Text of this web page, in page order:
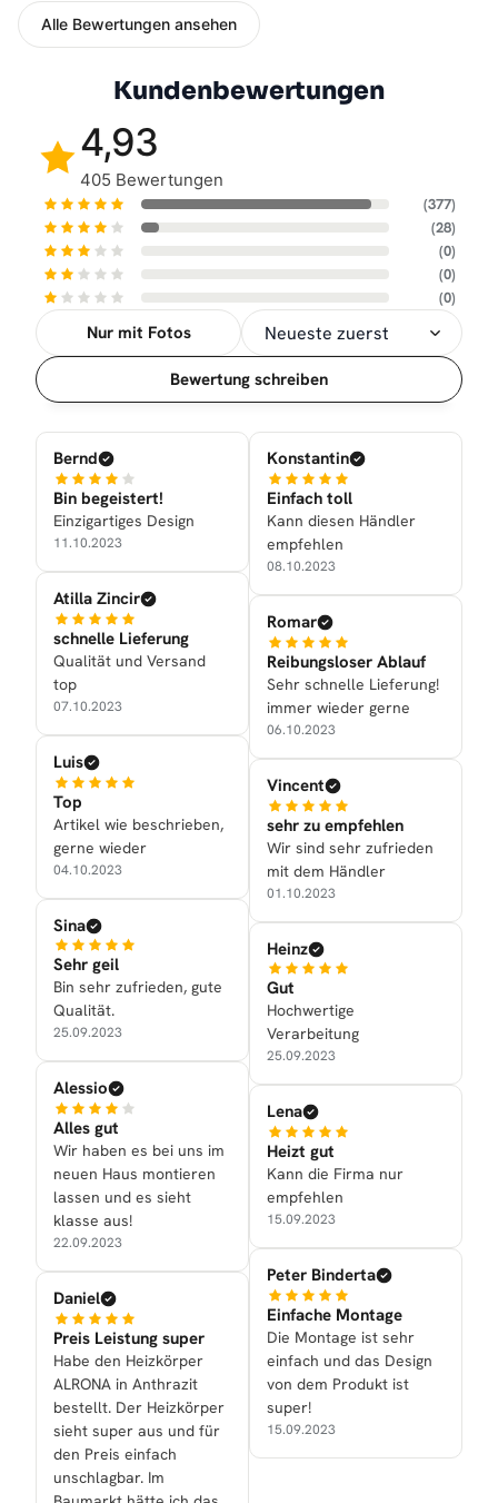
Alle Bewertungen ansehen
Kundenbewertungen
4,93
405 Bewertungen
(377)
(28)
(0)
(0)
(0)
Nur mit Fotos
Sortierung
Bewertung schreiben
Bernd
Bin begeistert!
Einzigartiges Design
11.10.2023
Atilla Zincir
schnelle Lieferung
Qualität und Versand
top
07.10.2023
Luis
Top
Artikel wie beschrieben,
gerne wieder
04.10.2023
Sina
Sehr geil
Bin sehr zufrieden, gute
Qualität.
25.09.2023
Alessio
Alles gut
Wir haben es bei uns im
neuen Haus montieren
lassen und es sieht
klasse aus!
22.09.2023
Daniel
Preis Leistung super
Habe den Heizkörper
ALRONA in Anthrazit
bestellt. Der Heizkörper
sieht super aus und für
den Preis einfach
unschlagbar. Im
Konstantin
Einfach toll
Kann diesen Händler
empfehlen
08.10.2023
Romar
Reibungsloser Ablauf
Sehr schnelle Lieferung!
immer wieder gerne
06.10.2023
Vincent
sehr zu empfehlen
Wir sind sehr zufrieden
mit dem Händler
01.10.2023
Heinz
Gut
Hochwertige
Verarbeitung
25.09.2023
Lena
Heizt gut
Kann die Firma nur
empfehlen
15.09.2023
Peter Binderta
Einfache Montage
Die Montage ist sehr
einfach und das Design
von dem Produkt ist
super!
15.09.2023